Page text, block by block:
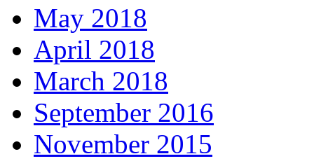
May 2018
April 2018
March 2018
September 2016
November 2015